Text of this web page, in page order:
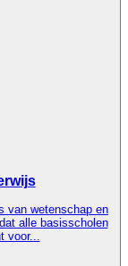
van wetenschap en
alle basisscholen
voor...